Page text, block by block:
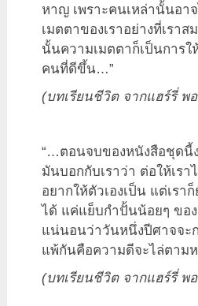
หาญ เพราะคนเหล่านั้นอา
เมตตาของเราอย่างที่เรา
นั้นความเมตตาก็เป็นการ
คนที่ดีขึ้น…”
(บทเรียนชีวิต จากแฮร์รี่ พ
“…ตอนจบของหนังสือชุดนี้
มันบอกกับเราว่า ต่อให้เรา
อยากให้ตัวเองเป็น แต่เรา
ได้ แค่แย็บกำปั้นน้อยๆ ของ
แน่นอนว่าวันหนึ่งปีศาจจ
แพ้กันคือความดีจะไล่ตาม
(บทเรียนชีวิต จากแฮร์รี่ พ